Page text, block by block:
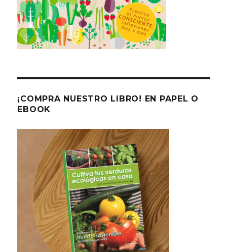
¡COMPRA NUESTRO LIBRO! EN PAPEL O
EBOOK